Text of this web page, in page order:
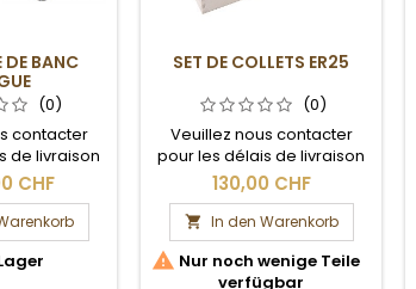
DE BANC
(0)
contacter
de livraison
de port.
CHF
SET DE COLLETS ER25
(0)
Veuillez nous contacter
pour les délais de livraison
et les frais de port.
130,00 CHF
 In den Warenkorb
 Nur noch wenige Teile
verfügbar